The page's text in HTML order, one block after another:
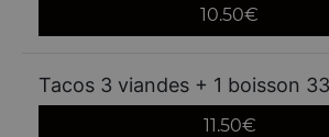
10.50€
Tacos 3 viandes + 1 boisson
11.50€